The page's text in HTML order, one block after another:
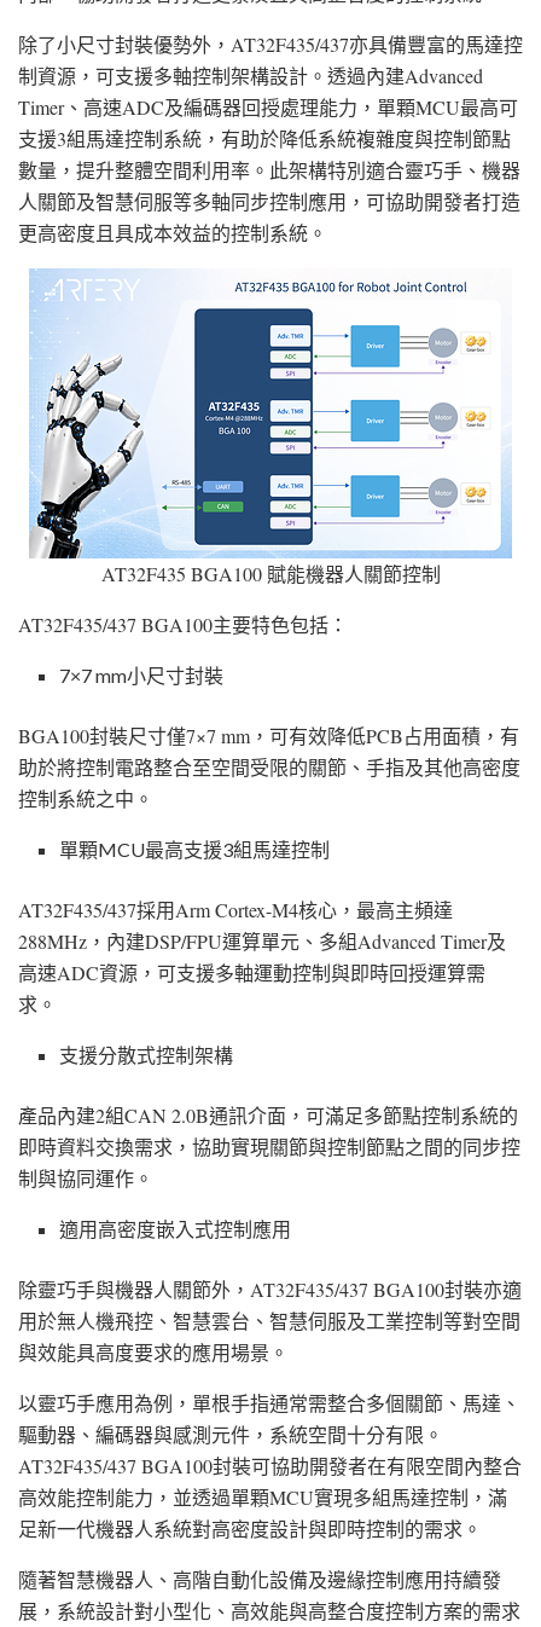
除了小尺寸封裝優勢外，AT32F435/437亦具備豐富的馬達控
制資源，可支援多軸控制架構設計。透過內建Advanced
Timer、高速ADC及編碼器回授處理能力，單顆MCU最高可
支援3組馬達控制系統，有助於降低系統複雜度與控制節點
數量，提升整體空間利用率。此架構特別適合靈巧手、機器
人關節及智慧伺服等多軸同步控制應用，可協助開發者打造
更高密度且具成本效益的控制系統。
AT32F435 BGA100 賦能機器人關節控制
AT32F435/437 BGA100主要特色包括：
7×7 mm小尺寸封裝
BGA100封裝尺寸僅7×7 mm，可有效降低PCB占用面積，有
助於將控制電路整合至空間受限的關節、手指及其他高密度
控制系統之中。
單顆MCU最高支援3組馬達控制
AT32F435/437採用Arm Cortex-M4核心，最高主頻達
288MHz，內建DSP/FPU運算單元、多組Advanced Timer及
高速ADC資源，可支援多軸運動控制與即時回授運算需
求。
支援分散式控制架構
產品內建2組CAN 2.0B通訊介面，可滿足多節點控制系統的
即時資料交換需求，協助實現關節與控制節點之間的同步控
制與協同運作。
適用高密度嵌入式控制應用
除靈巧手與機器人關節外，AT32F435/437 BGA100封裝亦適
用於無人機飛控、智慧雲台、智慧伺服及工業控制等對空間
與效能具高度要求的應用場景。
以靈巧手應用為例，單根手指通常需整合多個關節、馬達、
驅動器、編碼器與感測元件，系統空間十分有限。
AT32F435/437 BGA100封裝可協助開發者在有限空間內整合
高效能控制能力，並透過單顆MCU實現多組馬達控制，滿
足新一代機器人系統對高密度設計與即時控制的需求。
隨著智慧機器人、高階自動化設備及邊緣控制應用持續發
展，系統設計對小型化、高效能與高整合度控制方案的需求